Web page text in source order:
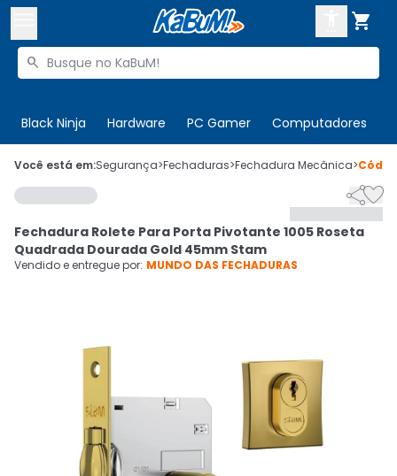

Buscar produtos

Black Ninja Hardware PC Gamer Computadores
 Olá. Acesse sua conta
 Departamentos
Cupons
CADASTRE-SE
Você está em:Segurança>Fechaduras>Fechadura Mecânica>

Fechadura Rolete Para Porta Pivotante 1005 Roseta
Quadrada Dourada Gold 45mm Stam
Vendido e entregue por: MUNDO DAS FECHADURAS